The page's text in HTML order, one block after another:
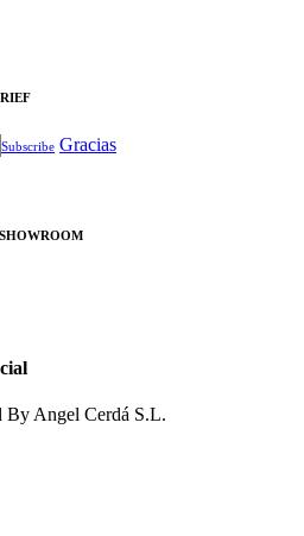
Subscribe Gracias
By Angel Cerdá S.L.